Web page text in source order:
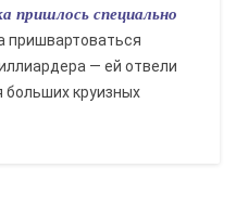
пришлось специально
пришвартоваться
— ей отвели
больших круизных